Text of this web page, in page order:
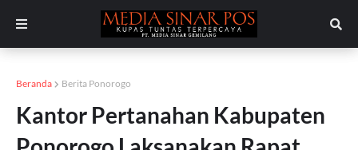
Beranda Berita Ponorogo
Kantor Pertanahan Kabupaten